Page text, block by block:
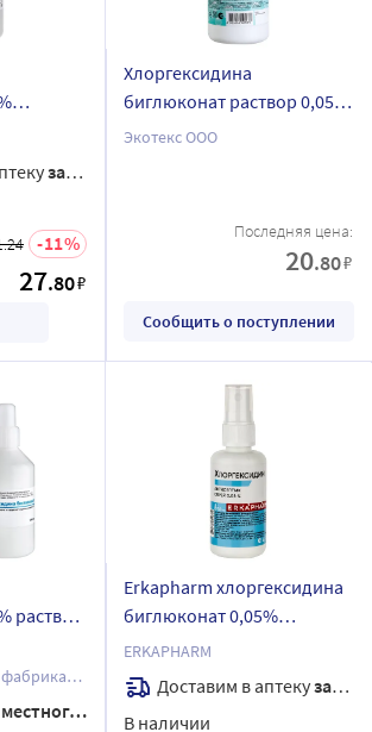
100 мл/
завтра
11
27.80₽
Хлоргексидина
биглюконат раствор 0,05%
средство
Экотекс ООО
Последняя цена:
20.80₽
Сообщить о поступлении
раствор
применения
Erkapharm хлоргексидина
биглюконат 0,05%
антисептик средство
дезинфицирующее 50 мл/
спрей
ERKAPHARM
Доставим в аптекузавтра
В наличии